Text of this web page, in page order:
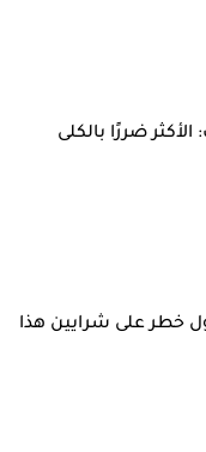
ضررًا بالكلى
خطر على شرايين هذا